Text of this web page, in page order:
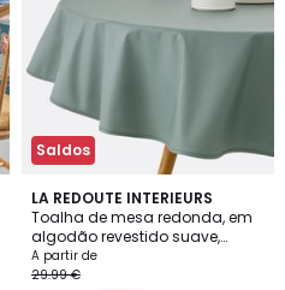
Saldos
LA REDOUTE INTERIEURS
Toalha de mesa redonda, em
algodão revestido suave,
Scénario
A partir de
29.99 €
3,6
/ 5
8
Cores